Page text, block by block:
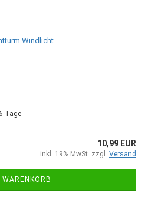
Tage
10,99 EUR
inkl. 19% MwSt. zzgl. Versand